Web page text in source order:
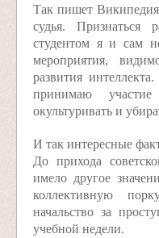
Так пишет Википедия
судья. Признаться
студентом я и сам
мероприятия,
развития
принимаю
окультуривать и
И так интересные
До прихода
имело другое
коллективную
начальство за
учебной недели.